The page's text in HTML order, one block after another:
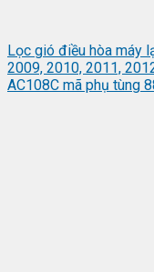
Lọc gió điều hòa máy
2009, 2010, 2011,
AC108C mã phụ tùng